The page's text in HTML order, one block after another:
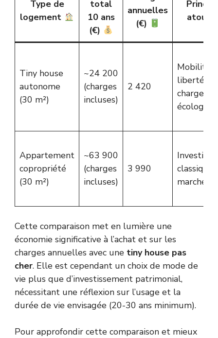
Type de
logement
total
10 ans
(€)
annuelles
(€)
atouts
Tiny house
autonome
(30 m²)
~24 200
(charges
incluses)
2 420
Mobilité,
liberté,
charges,
écologie
Appartement
copropriété
(30 m²)
~63 900
(charges
incluses)
3 990
classique,
marché
Cette comparaison met en lumière une
économie significative à l’achat et sur les
charges annuelles avec une tiny house pas
cher. Elle est cependant un choix de mode de
vie plus que d’investissement patrimonial,
nécessitant une réflexion sur l’usage et la
durée de vie envisagée (20-30 ans minimum).
Pour approfondir cette comparaison et mieux